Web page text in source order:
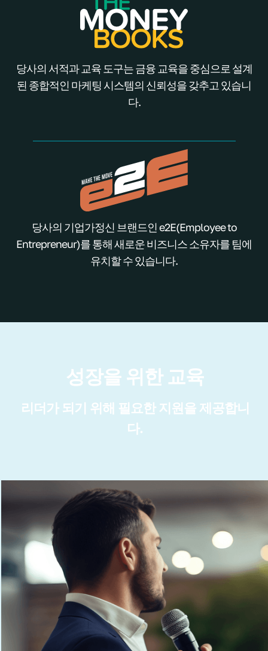
당사의 서적과 교육 도구는 금융 교육을 중심으로 설계
된 종합적인 마케팅 시스템의 신뢰성을 갖추고 있습니
다.
당사의 기업가정신 브랜드인 e2E(Employee to
Entrepreneur)를 통해 새로운 비즈니스 소유자를 팀에
유치할 수 있습니다.
성장을 위한 교육
리더가 되기 위해 필요한 지원을 제공합니
다.